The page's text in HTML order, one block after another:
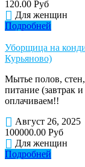
120.00 Руб
Для женщин
Подробней
Уборщица на
Курьяново)
Мытье полов,
питание (завтрак
оплачиваем!!
Август 26, 2025
100000.00 Руб
Для женщин
Подробней